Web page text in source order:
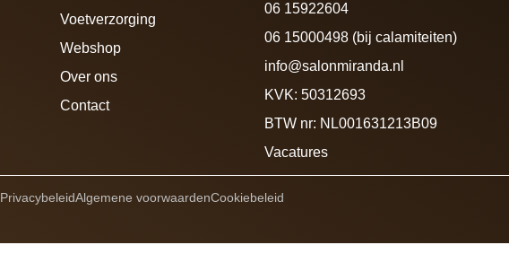
Voetverzorging
Webshop
Over ons
Contact
06 15922604
06 15000498 (bij calamiteiten)
info@salonmiranda.nl
KVK: 50312693
BTW nr: NL001631213B09
Vacatures
PrivacybeleidAlgemene voorwaardenCookiebeleid